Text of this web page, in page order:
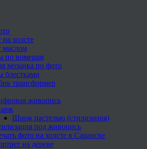
холсте
маслом
по номерам
мозаика по фото
блестками
трансформер
живопись
Шарж пастелью (стилизация)
под живопись
фото на холсте в Саранске
на дереве